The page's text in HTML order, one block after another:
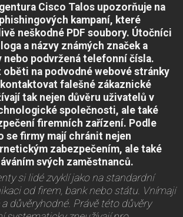
Cisco Talos upozorňuje na
kampaní, které
neškodné PDF soubory. Útočníci
a názvy známých značek a
nebo podvržená telefonní čísla.
oběti na podvodné webové stránky
falešné zákaznické
tak nejen důvěru uživatelů v
společnosti, ale také
firemních zařízení. Podle
se firmy mají chránit nejen
zabezpečením, ale také
svých zaměstnanců.
si lidé zvyklí jako na standardní
od firem, bank nebo státu. Vnímají
důvěryhodné. Právě této důvěry